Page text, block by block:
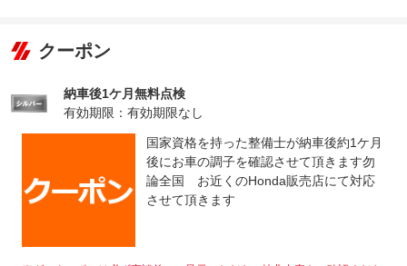
保証修理
-
法定整備
整備付 法定12ヶ月または法定24ヶ月点検整備付
※車検なし・車検整備付の場合は法定24ヶ月点検整備付
クーポン
納車後1ケ月無料点検
有効期限：有効期限なし
国家資格を持った整備士が納車後約1ケ月
後にお車の調子を確認させて頂きます勿
論全国 お近くのHonda販売店にて対応
させて頂きます